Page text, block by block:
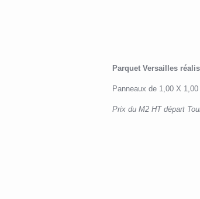
Parquet Versailles
Panneaux de 1,00 X
Prix du M2 HT départ